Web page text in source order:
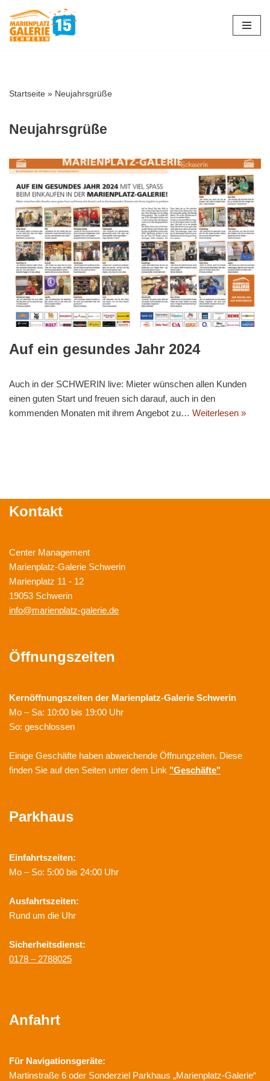
Zum
Startseite » Neujahrsgrüße
Neujahrsgrüße
Auf ein gesundes Jahr 2024
Auch in der SCHWERIN live: Mieter wünschen allen Kunden
einen guten Start und freuen sich darauf, auch in den
kommenden Monaten mit ihrem Angebot zu… Weiterlesen »
Kontakt
Center Management
Marienplatz-Galerie Schwerin
Marienplatz 11 - 12
19053 Schwerin
info@marienplatz-galerie.de
Öffnungszeiten
Kernöffnungszeiten der Marienplatz-Galerie Schwerin
Mo – Sa: 10:00 bis 19:00 Uhr
So: geschlossen
Einige Geschäfte haben abweichende Öffnungzeiten. Diese
finden Sie auf den Seiten unter dem Link "Geschäfte"
Parkhaus
Einfahrtszeiten:
Mo – So: 5:00 bis 24:00 Uhr
Ausfahrtszeiten:
Rund um die Uhr
Sicherheitsdienst:
0178 – 2788025
Anfahrt
Für Navigationsgeräte:
Martinstraße 6 oder Sonderziel Parkhaus „Marienplatz-Galerie“